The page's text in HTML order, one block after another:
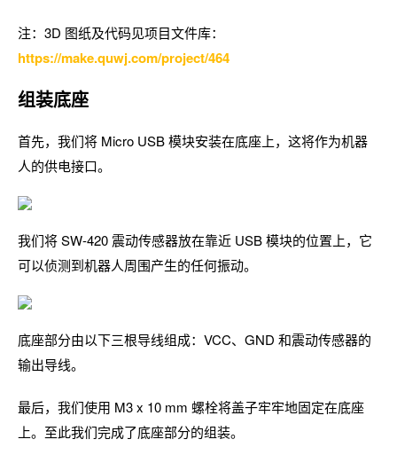
注：3D 图纸及代码见项目文件库：
https://make.quwj.com/project/464
组装底座
首先，我们将 Micro USB 模块安装在底座上，这将作为机器
人的供电接口。
我们将 SW-420 震动传感器放在靠近 USB 模块的位置上，它
可以侦测到机器人周围产生的任何振动。
底座部分由以下三根导线组成：VCC、GND 和震动传感器的
输出导线。
最后，我们使用 M3 x 10 mm 螺栓将盖子牢牢地固定在底座
上。至此我们完成了底座部分的组装。